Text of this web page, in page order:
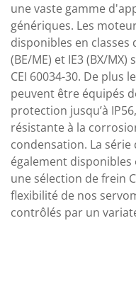
une vaste gamme
génériques. Les
disponibles en classes
(BE/ME) et IE3 (BX/
CEI 60034-30. De plus
peuvent être équipés
protection jusqu’à
résistante à la
condensation. La
également
une sélection de frein
flexibilité de nos
contrôlés par un